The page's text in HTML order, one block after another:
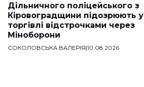
Дільничного поліцейського з
Кіровоградщини підозрюють у
торгівлі відстрочками через
Міноборони
СОКОЛОВСЬКА ВАЛЕРІЯ|10.08.2026